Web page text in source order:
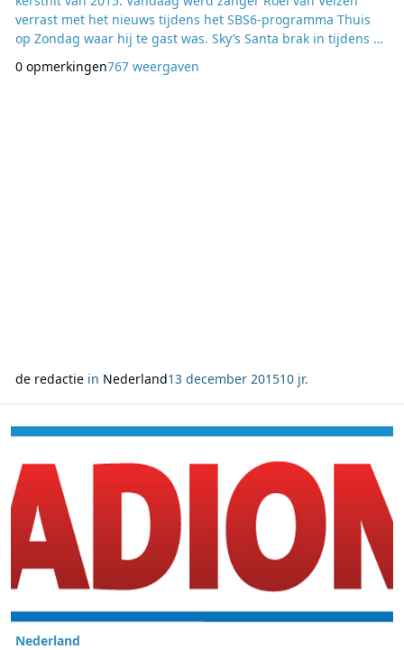
verrast met het nieuws tijdens het SBS6-programma Thuis
op Zondag waar hij te gast was. Sky’s Santa brak in tijdens de
live-uitzending om de speciale Sky Radio Christmas Award te
overhandigen, in het bijzijn van presentatoren Kim-Lian van
0 opmerkingen767 weergaven
de redactiein Nederland13 december 201510 jr.
Nederland